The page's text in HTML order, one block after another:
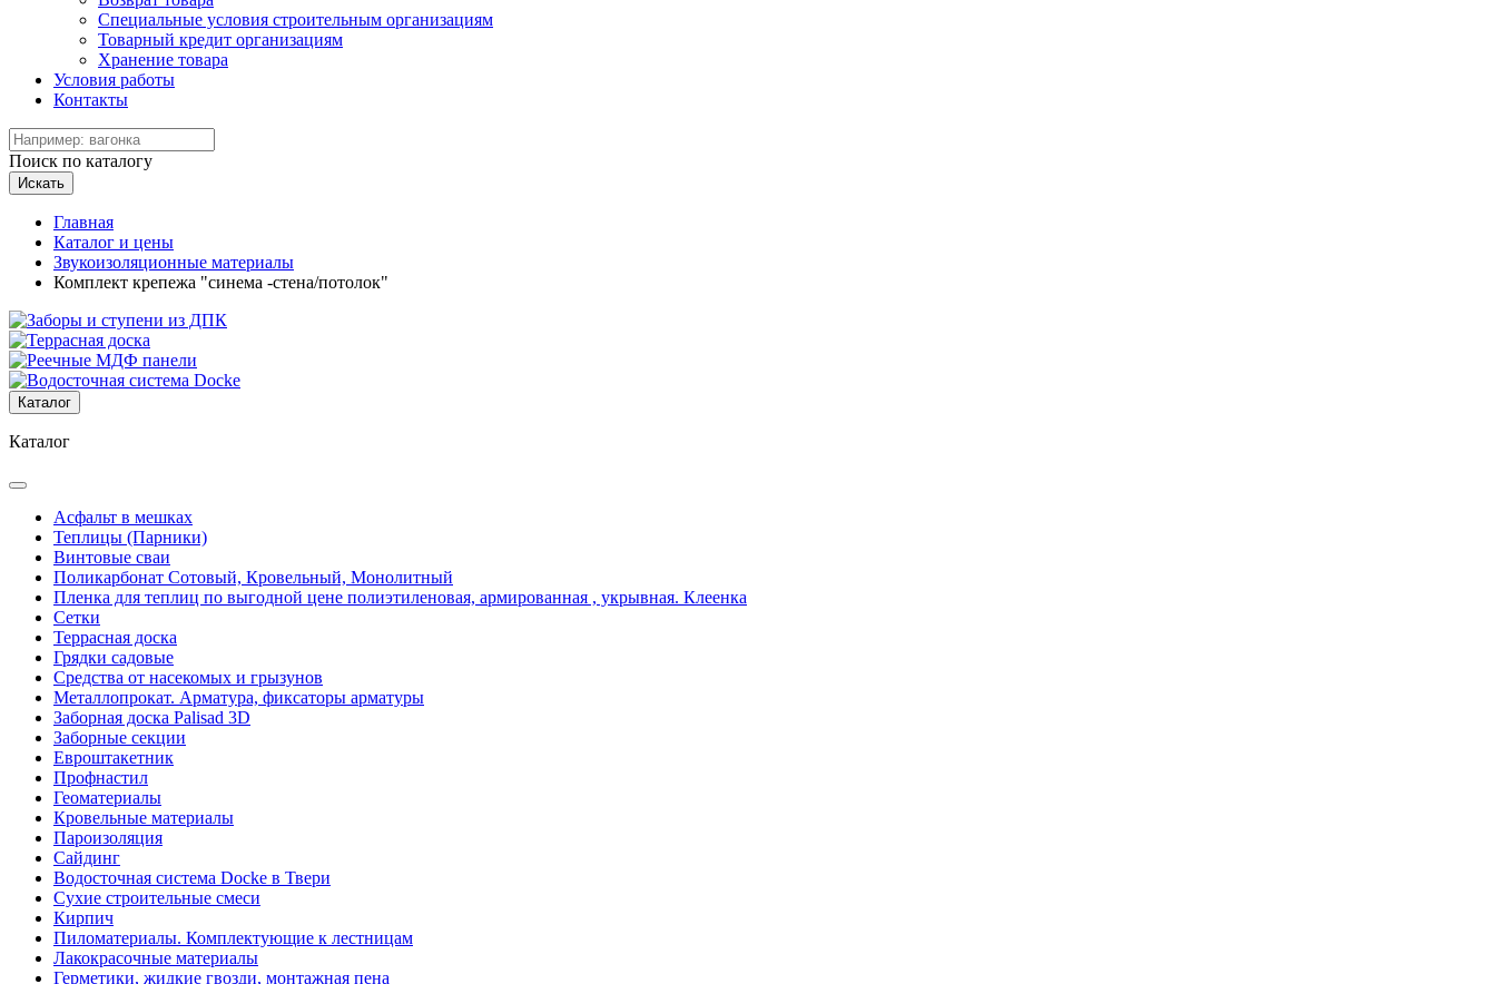
Специальные условия строительным организациям
Товарный кредит организациям
Хранение товара
Условия работы
Контакты
Поиск по каталогу
Искать
Главная
Каталог и цены
Звукоизоляционные материалы
Комплект крепежа "синема -стена/потолок"
Каталог
Каталог
Асфальт в мешках
Теплицы (Парники)
Винтовые сваи
Поликарбонат Сотовый, Кровельный, Монолитный
Пленка для теплиц по выгодной цене полиэтиленовая, армированная , укрывная. Клеенка
Сетки
Террасная доска
Грядки садовые
Средства от насекомых и грызунов
Металлопрокат. Арматура, фиксаторы арматуры
Заборная доска Palisad 3D
Заборные секции
Евроштакетник
Профнастил
Геоматериалы
Кровельные материалы
Пароизоляция
Сайдинг
Водосточная система Docke в Твери
Сухие строительные смеси
Кирпич
Пиломатериалы. Комплектующие к лестницам
Лакокрасочные материалы
Герметики, жидкие гвозди, монтажная пена